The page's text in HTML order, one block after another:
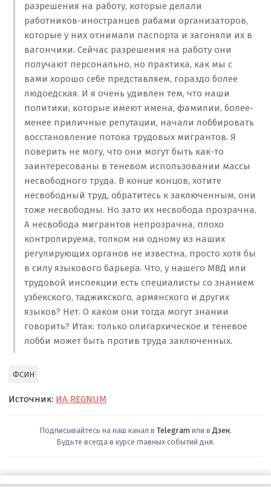
разрешения на работу, которые делали
работников-иностранцев рабами организаторов,
которые у них отнимали паспорта и загоняли их в
вагончики. Сейчас разрешения на работу они
получают персонально, но практика, как мы с
вами хорошо себе представляем, гораздо более
людоедская. И я очень удивлен тем, что наши
политики, которые имеют имена, фамилии, более-
менее приличные репутации, начали лоббировать
восстановление потока трудовых мигрантов. Я
поверить не могу, что они могут быть как-то
заинтересованы в теневом использовании массы
несвободного труда. В конце концов, хотите
несвободный труд, обратитесь к заключенным, они
тоже несвободны. Но зато их несвобода прозрачна.
А несвобода мигрантов непрозрачна, плохо
контролируема, толком ни одному из наших
регулирующих органов не известна, просто хотя бы
в силу языкового барьера. Что, у нашего МВД или
трудовой инспекции есть специалисты со знанием
узбекского, таджикского, армянского и других
языков? Нет. О каком они тогда могут знании
говорить? Итак: только олигархическое и теневое
лобби может быть против труда заключенных.
ФСИН
Источник: ИА REGNUM
Подписывайтесь на наш канал в Telegram или в Дзен.
Будьте всегда в курсе главных событий дня.